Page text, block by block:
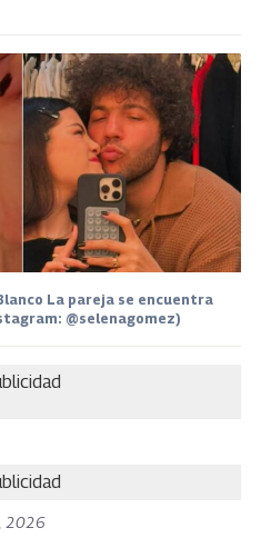
La pareja se encuentra
@selenagomez)
2026